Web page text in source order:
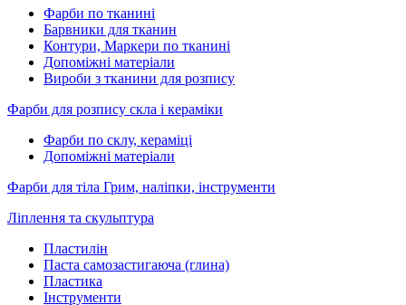
Фарби по тканині
Барвники для тканин
Контури, Маркери по тканині
Допоміжні матеріали
Вироби з тканини для розпису
Фарби для розпису скла і кераміки
Фарби по склу, кераміці
Допоміжні матеріали
Фарби для тіла Грим, наліпки, інструменти
Ліплення та скульптура
Пластилін
Паста самозастигаюча (глина)
Пластика
Інструменти